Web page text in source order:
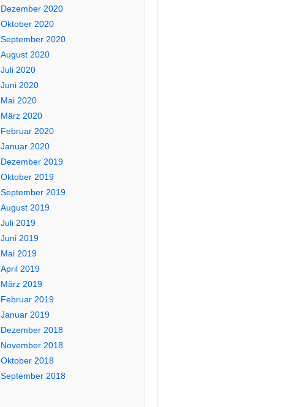
Dezember 2020
Oktober 2020
September 2020
August 2020
Juli 2020
Juni 2020
Mai 2020
März 2020
Februar 2020
Januar 2020
Dezember 2019
Oktober 2019
September 2019
August 2019
Juli 2019
Juni 2019
Mai 2019
April 2019
März 2019
Februar 2019
Januar 2019
Dezember 2018
November 2018
Oktober 2018
September 2018